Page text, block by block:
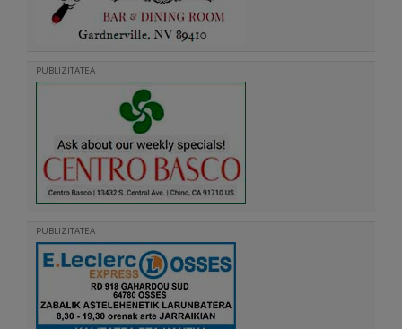
PUBLIZITATEA
PUBLIZITATEA